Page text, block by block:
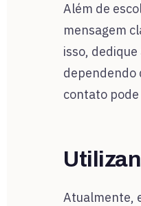
Além de
mensagem
isso,
dependendo
contato
Atualmente,